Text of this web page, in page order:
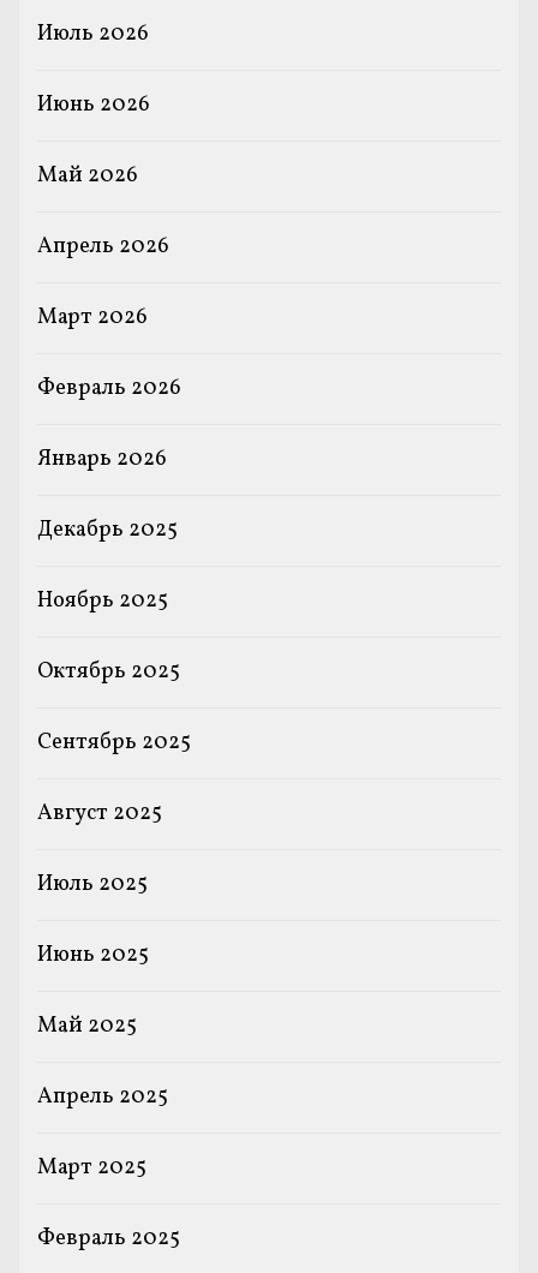
Июль 2026
Июнь 2026
Май 2026
Апрель 2026
Март 2026
Февраль 2026
Январь 2026
Декабрь 2025
Ноябрь 2025
Октябрь 2025
Сентябрь 2025
Август 2025
Июль 2025
Июнь 2025
Май 2025
Апрель 2025
Март 2025
Февраль 2025